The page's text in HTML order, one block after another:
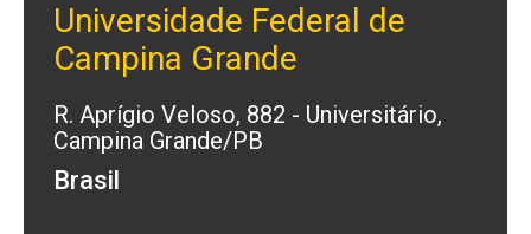
Universidade Federal de
Campina Grande
R. Aprígio Veloso, 882 - Universitário,
Campina Grande/PB
Brasil